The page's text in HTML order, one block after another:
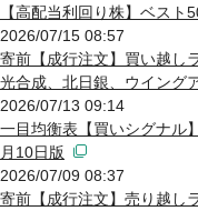
【高配当利回り株】ベス
2026/07/15 08:57
寄前【成行注文】買い越
光合成、北日銀、ウイング
2026/07/13 09:14
一目均衡表【買いシグナ
月10日版
2026/07/09 08:37
寄前【成行注文】売り越し